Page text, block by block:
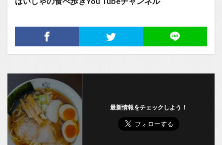
最新情報をチェックしよう！